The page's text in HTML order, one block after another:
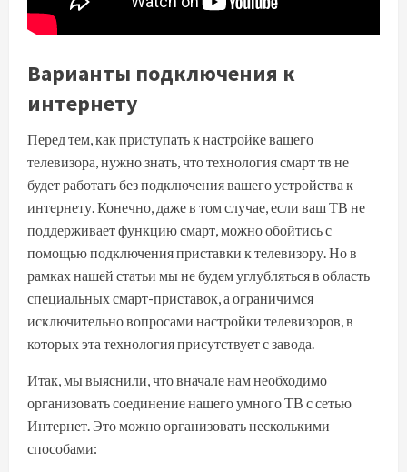
Варианты подключения к
интернету
Перед тем, как приступать к настройке вашего
телевизора, нужно знать, что технология смарт тв не
будет работать без подключения вашего устройства к
интернету. Конечно, даже в том случае, если ваш ТВ не
поддерживает функцию смарт, можно обойтись с
помощью подключения приставки к телевизору. Но в
рамках нашей статьи мы не будем углубляться в область
специальных смарт-приставок, а ограничимся
исключительно вопросами настройки телевизоров, в
которых эта технология присутствует с завода.
Итак, мы выяснили, что вначале нам необходимо
организовать соединение нашего умного ТВ с сетью
Интернет. Это можно организовать несколькими
способами: